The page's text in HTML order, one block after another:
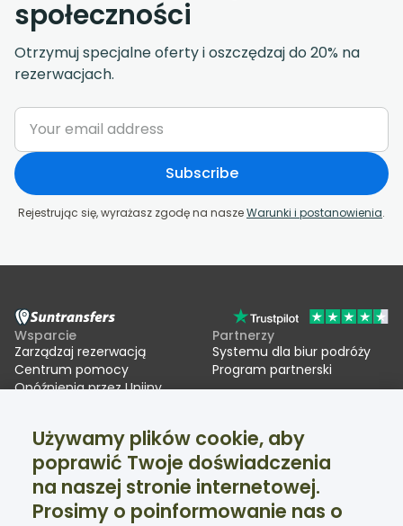
społeczności
Otrzymuj specjalne oferty i oszczędzaj do 20% na
rezerwacjach.
Subscribe
Rejestrując się, wyrażasz zgodę na naszeWarunki i postanowienia.
Wsparcie
Zarządzaj rezerwacją
Centrum pomocy
Opóźnienia przez Unijny
Partnerzy
Systemu dla biur podróży
Program partnerski
Suntransfers
O firmie
Opinie
Transfery narciarskie
Media społecznościowe
Facebook
Twitter
Używamy plików cookie, aby
poprawić Twoje doświadczenia
na naszej stronie internetowej.
Prosimy o poinformowanie nas o